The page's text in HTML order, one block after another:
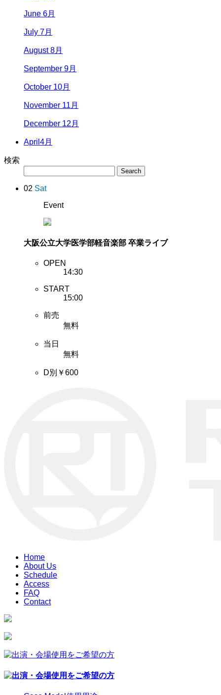
June 6月
July 7月
August 8月
September 9月
October 10月
November 11月
December 12月
April 4月
検索
02 Sat
Event
大阪公立大学医学部軽音楽部 卒業ライブ
OPEN
14:30
START
15:00
前売
無料
当日
無料
D別￥600
Home
About Us
Schedule
Access
FAQ
Contact